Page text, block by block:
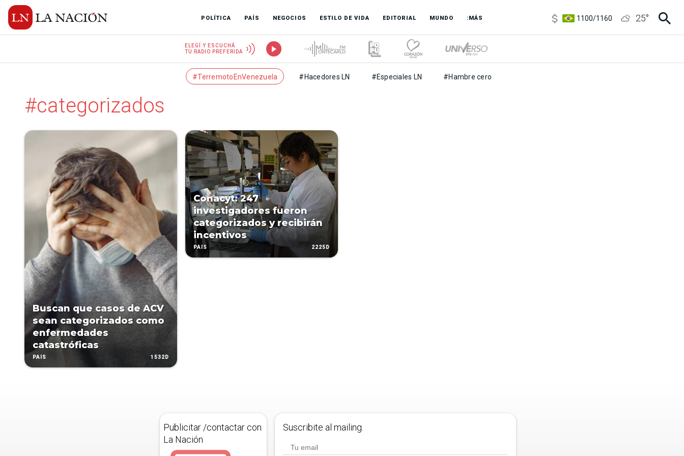
POLÍTICA PAÍS NEGOCIOS ESTILO DE VIDA EDITORIAL MUNDO :MÁS
1100/1160
25°
ELEGÍ Y ESCUCHÁ
TU RADIO PREFERIDA
#TerremotoEnVenezuela #Hacedores LN #Especiales LN #Hambre cero
#categorizados
Buscan que casos de ACV
sean categorizados como
enfermedades
catastróficas
PAÍS 1532D
Conacyt: 247
investigadores fueron
categorizados y recibirán
incentivos
PAÍS 2225D
Publicitar /contactar con
La Nación
Suscribite al mailing.